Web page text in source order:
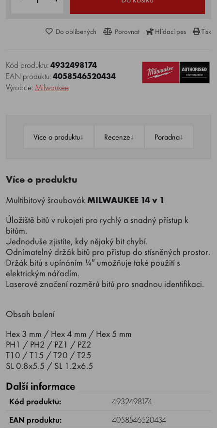
Do oblíbených Porovnat Hlídací pes Tisk
Kód produktu:4932498174
EAN produktu:4058546520434
Výrobce: Milwaukee
Více o produktu↓ Recenze↓ Poradna↓
Více o produktu
Multibitový šroubovákMILWAUKEE 14 v 1
Úložiště bitů v rukojeti pro rychlý a snadný přístup k
bitům.
Jednoduše zjistíte, kdy nějaký bit chybí.
Odnímatelný držák bitů pro přístup do stísněných prostor.
Držák bitů s upínáním ¼″ umožňuje také použití s
elektrickým nářadím.
Laserové značení rozměrů bitů pro snadnou identifikaci.
Obsah balení
Hex 3 mm / Hex 4 mm / Hex 5 mm
PH1 / PH2 / PZ1 / PZ2
T10 / T15 / T20 / T25
SL 0.8x5.5 / SL 1.2x6.5
Další informace
Kód produktu:
4932498174
EAN produktu:
4058546520434